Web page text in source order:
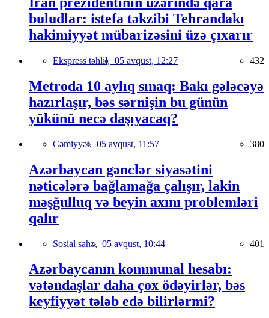
buludlar: istefa təkzibi Tehrandakı
hakimiyyət mübarizəsini üzə çıxarır
Ekspress təhlil, 05 avqust, 12:27 432
Metroda 10 aylıq sınaq: Bakı gələcəyə
hazırlaşır, bəs sərnişin bu günün
yükünü necə daşıyacaq?
Cəmiyyət, 05 avqust, 11:57 380
Azərbaycan gənclər siyasətini
nəticələrə bağlamağa çalışır, lakin
məşğulluq və beyin axını problemləri
qalır
Sosial sahə, 05 avqust, 10:44 401
Azərbaycanın kommunal hesabı:
vətəndaşlar daha çox ödəyirlər, bəs
keyfiyyət tələb edə bilirlərmi?